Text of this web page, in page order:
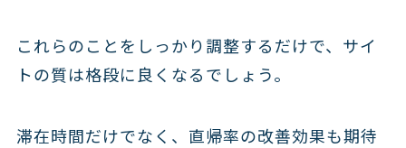
これらのことをしっかり調整するだけで、サイ
トの質は格段に良くなるでしょう。
滞在時間だけでなく、直帰率の改善効果も期待